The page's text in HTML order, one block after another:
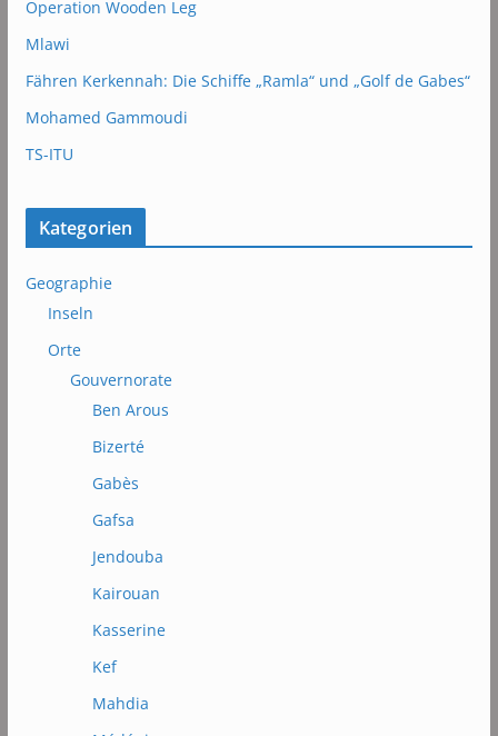
Operation Wooden Leg
Mlawi
Fähren Kerkennah: Die Schiffe „Ramla“ und „Golf de Gabes“
Mohamed Gammoudi
TS-ITU
Kategorien
Geographie
Inseln
Orte
Gouvernorate
Ben Arous
Bizerté
Gabès
Gafsa
Jendouba
Kairouan
Kasserine
Kef
Mahdia